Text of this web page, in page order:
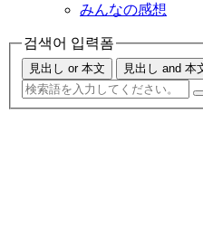
みんなの感想
검색어 입력폼
見出し or 本文 見出し and 本